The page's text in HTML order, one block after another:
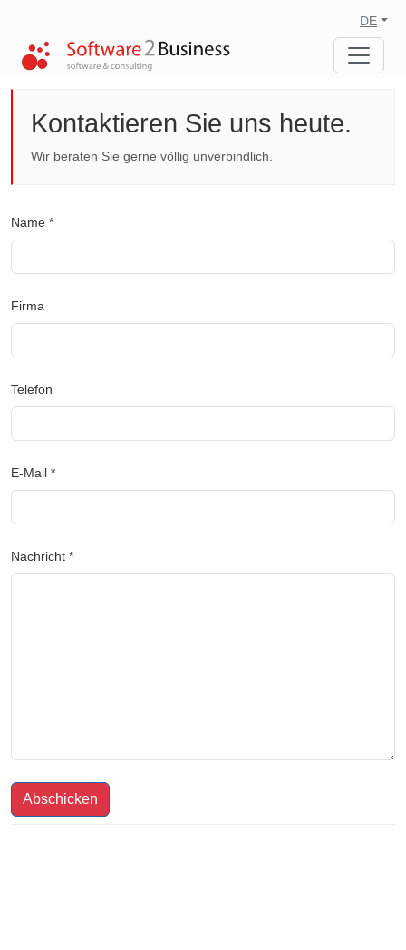
DE
Kontaktieren Sie uns heute.
Wir beraten Sie gerne völlig unverbindlich.
Name *
Firma
Telefon
E-Mail *
Nachricht *
Abschicken